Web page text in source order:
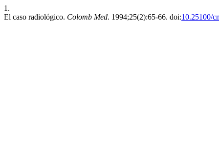
1.
El caso radiológico. Colomb Med. 1994;25(2):65-66. doi:10.25100/